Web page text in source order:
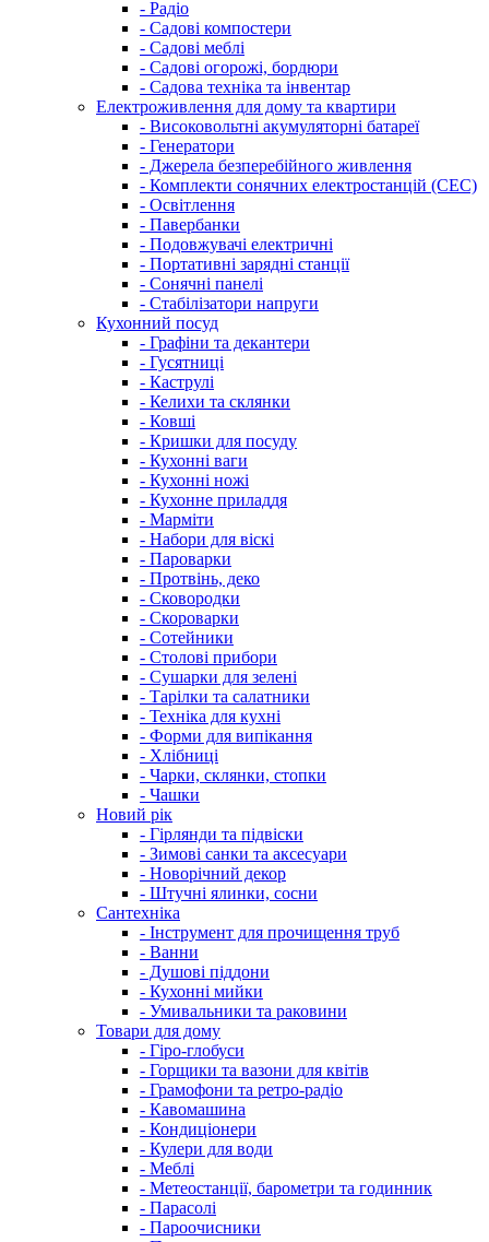
- Радіо
- Садові компостери
- Садові меблі
- Садові огорожі, бордюри
- Садова техніка та інвентар
Електроживлення для дому та квартири
- Високовольтні акумуляторні батареї
- Генератори
- Джерела безперебійного живлення
- Комплекти сонячних електростанцій (СЕС)
- Освітлення
- Павербанки
- Подовжувачі електричні
- Портативні зарядні станції
- Сонячні панелі
- Стабілізатори напруги
Кухонний посуд
- Графіни та декантери
- Гусятниці
- Каструлі
- Келихи та склянки
- Ковші
- Кришки для посуду
- Кухонні ваги
- Кухонні ножі
- Кухонне приладдя
- Марміти
- Набори для віскі
- Пароварки
- Протвінь, деко
- Сковородки
- Скороварки
- Сотейники
- Столові прибори
- Сушарки для зелені
- Тарілки та салатники
- Техніка для кухні
- Форми для випікання
- Хлібниці
- Чарки, склянки, стопки
- Чашки
Новий рік
- Гірлянди та підвіски
- Зимові санки та аксесуари
- Новорічний декор
- Штучні ялинки, сосни
Сантехніка
- Інструмент для прочищення труб
- Ванни
- Душові піддони
- Кухонні мийки
- Умивальники та раковини
Товари для дому
- Гіро-глобуси
- Горщики та вазони для квітів
- Грамофони та ретро-радіо
- Кавомашина
- Кондиціонери
- Кулери для води
- Меблі
- Метеостанції, барометри та годинник
- Парасолі
- Пароочисники